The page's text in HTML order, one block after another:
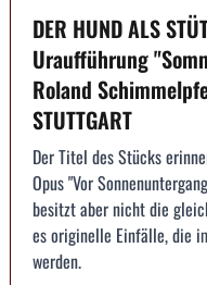
DER HUND ALS
Uraufführung
Roland
STUTTGART
Der Titel des Stücks
Opus "Vor
besitzt aber nicht die
es originelle Einfälle, die
werden.